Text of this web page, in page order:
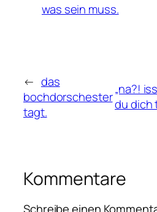
was sein muss.
← das
bochdorschester
tagt.
„na?!
du dich
Kommentare